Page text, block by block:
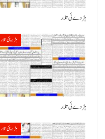
ہڑدے ئی تلار
ہڑدیئی تلار
ہڑدے ئی تلار
ہڑدیئی تلار